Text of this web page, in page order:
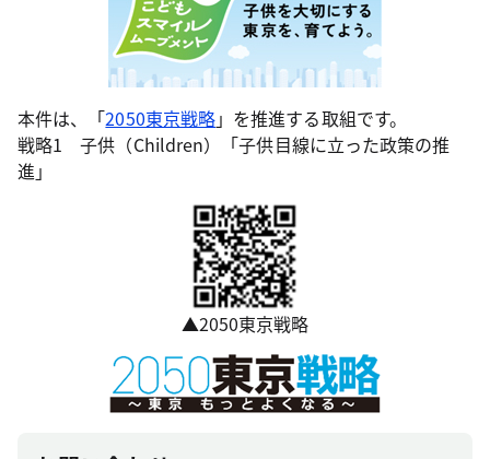
本件は、「2050東京戦略」を推進する取組です。
戦略1 子供（Children）「子供目線に立った政策の推
進」
▲2050東京戦略